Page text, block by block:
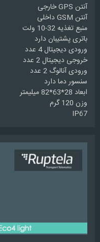
آنتن GPS خارجی
آنتن GSM داخلی
منبع تغذیه 32-10 ولت
باتری پشتیبان دارد
ورودی دیجیتال 4 عدد
خروجی دیجیتال 2 عدد
ورودی آنالوگ 2 عدد
سنسور دما دارد
ابعاد 28*63*82 میلیمتر
وزن 120 گرم
IP67